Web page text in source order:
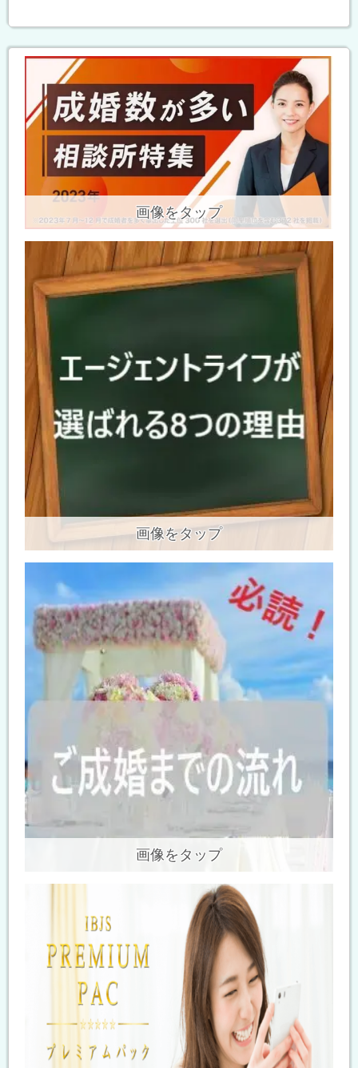
画像をタップ
画像をタップ
画像をタップ